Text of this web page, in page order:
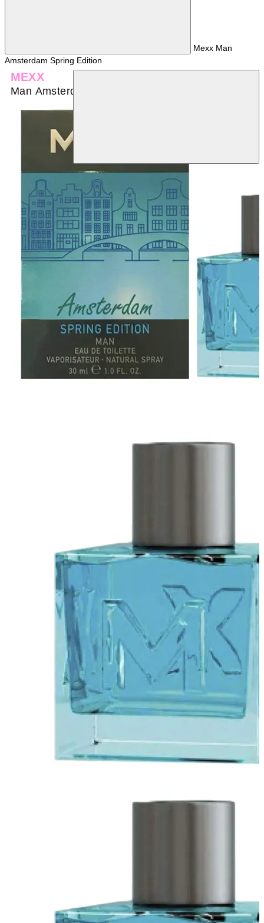
Mexx Man
Amsterdam Spring Edition
MEXX
Man Amsterdam Spring Edition